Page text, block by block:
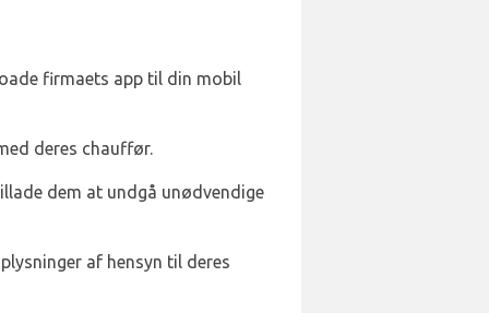
firmaets app til din mobil
deres chauffør.
dem at undgå unødvendige
af hensyn til deres